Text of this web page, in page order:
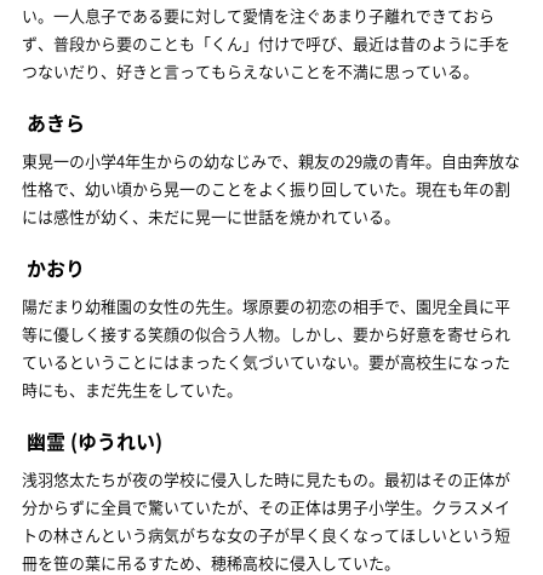
い。一人息子である要に対して愛情を注ぐあまり子離れできておら
ず、普段から要のことも「くん」付けで呼び、最近は昔のように手を
つないだり、好きと言ってもらえないことを不満に思っている。
あきら
東晃一の小学4年生からの幼なじみで、親友の29歳の青年。自由奔放な
性格で、幼い頃から晃一のことをよく振り回していた。現在も年の割
には感性が幼く、未だに晃一に世話を焼かれている。
かおり
陽だまり幼稚園の女性の先生。塚原要の初恋の相手で、園児全員に平
等に優しく接する笑顔の似合う人物。しかし、要から好意を寄せられ
ているということにはまったく気づいていない。要が高校生になった
時にも、まだ先生をしていた。
幽霊 (ゆうれい)
浅羽悠太たちが夜の学校に侵入した時に見たもの。最初はその正体が
分からずに全員で驚いていたが、その正体は男子小学生。クラスメイ
トの林さんという病気がちな女の子が早く良くなってほしいという短
冊を笹の葉に吊るすため、穂稀高校に侵入していた。